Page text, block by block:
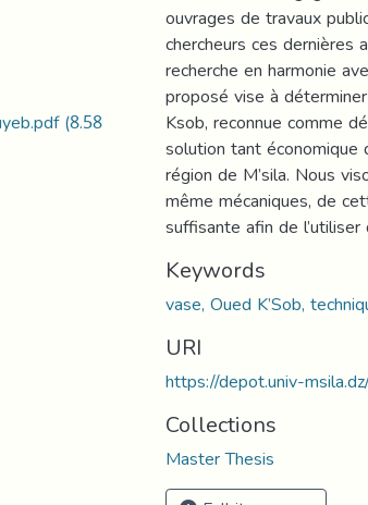
(8.58
ouvrages de travaux
chercheurs ces dernières
recherche en harmonie
proposé vise à
Ksob, reconnue comme
solution tant économique
région de M’sila. Nous
même mécaniques, de
suffisante afin de
Keywords
vase, Oued K’Sob,
URI
https://depot.univ-
Collections
Master Thesis